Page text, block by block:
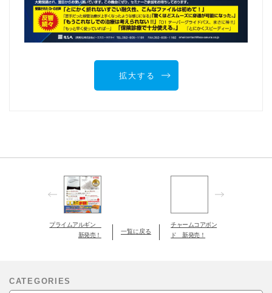
拡大する
プライムアルギン
新発売！
一覧に戻る
チャームコアボン
ド 新発売！
CATEGORIES